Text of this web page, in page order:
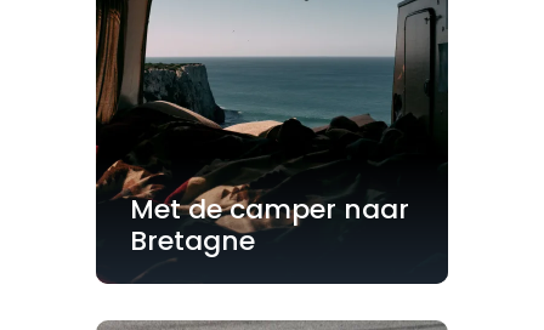
Met de camper naar
Bretagne